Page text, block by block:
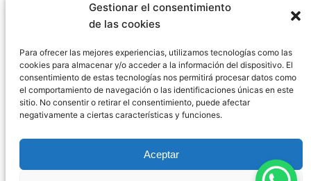
Gestionar el consentimiento
de las cookies
Para ofrecer las mejores experiencias, utilizamos tecnologías como las
cookies para almacenar y/o acceder a la información del dispositivo. El
consentimiento de estas tecnologías nos permitirá procesar datos como
el comportamiento de navegación o las identificaciones únicas en este
sitio. No consentir o retirar el consentimiento, puede afectar
negativamente a ciertas características y funciones.
Aceptar
Artículo 787